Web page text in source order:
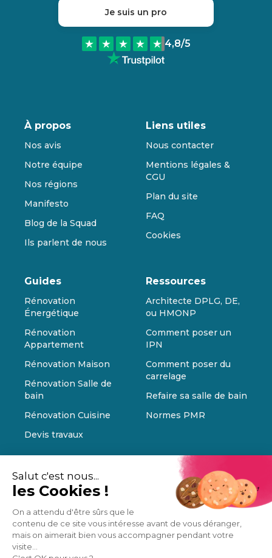
Salut c'est nous...
les Cookies !
On a attendu d'être sûrs que le
contenu de ce site vous intéresse avant de vous déranger,
mais on aimerait bien vous accompagner pendant votre
visite...
Je suis un pro
4,8/5
À propos
Nos avis
Notre équipe
Nos régions
Manifesto
Blog de la Squad
Ils parlent de nous
Liens utiles
Nous contacter
Mentions légales &
CGU
Plan du site
FAQ
Cookies
Guides
Rénovation
Énergétique
Rénovation
Appartement
Rénovation Maison
Rénovation Salle de
bain
Rénovation Cuisine
Devis travaux
Ressources
Architecte DPLG, DE,
ou HMONP
Comment poser un
IPN
Comment poser du
carrelage
Refaire sa salle de bain
Normes PMR